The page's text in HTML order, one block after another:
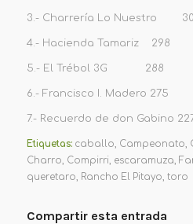
3.- Charrería Lo Nuestro
4.- Hacienda Tamariz 298
5.- El Trébol 3G 288
6.- Francisco I. Madero 275
7.- Recuerdo de don Gabino
Etiquetas: caballo, Campeonato,
Charro, Compirri, escaramuza,
queretaro, Rancho El Pitayo, toro
Compartir esta entrada